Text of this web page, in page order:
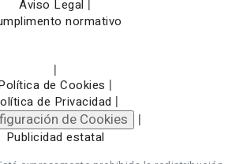
Aviso Legal |
normativo
|
de Cookies |
de Privacidad |
de Cookies |
Publicidad estatal